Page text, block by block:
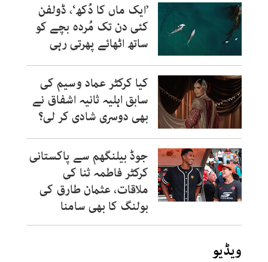
’ایک ماں کا دُکھ‘، ڈولفن
کئی دن تک مُردہ بچے کو
ساتھ اٹھائے پھرتی رہی
کیا کرکٹر عماد وسیم کی
سابق اہلیہ ثانیہ اشفاق نے
بھی دوسری شادی کر لی؟
جوڈ بیلنگھم سے پاکستانی
کرکٹر فاطمہ ثنا کی
ملاقات، عثمان طارق کی
بولنگ کا بھی سامنا
ویڈیو